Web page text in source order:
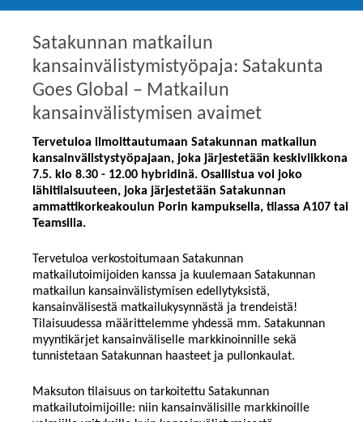
Satakunnan matkailun
kansainvälistymistyöpaja: Satakunta
Goes Global – Matkailun
kansainvälistymisen avaimet
Tervetuloa ilmoittautumaan Satakunnan matkailun
kansainvälistystyöpajaan, joka järjestetään keskiviikkona
7.5. klo 8.30 - 12.00 hybridinä. Osallistua voi joko
lähitilaisuuteen, joka järjestetään Satakunnan
ammattikorkeakoulun Porin kampuksella, tilassa A107 tai
Teamsilla.
Tervetuloa verkostoitumaan Satakunnan
matkailutoimijoiden kanssa ja kuulemaan Satakunnan
matkailun kansainvälistymisen edellytyksistä,
kansainvälisestä matkailukysynnästä ja trendeistä!
Tilaisuudessa määrittelemme yhdessä mm. Satakunnan
myyntikärjet kansainväliselle markkinoinnille sekä
tunnistetaan Satakunnan haasteet ja pullonkaulat.
Maksuton tilaisuus on tarkoitettu Satakunnan
matkailutoimijoille: niin kansainvälisille markkinoille